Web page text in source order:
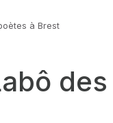
à Brest